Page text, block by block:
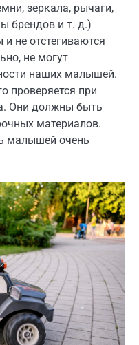
зеркала, рычаги,
брендов и т. д.)
не отстегиваются
не могут
наших малышей.
проверяется при
Они должны быть
материалов.
малышей очень